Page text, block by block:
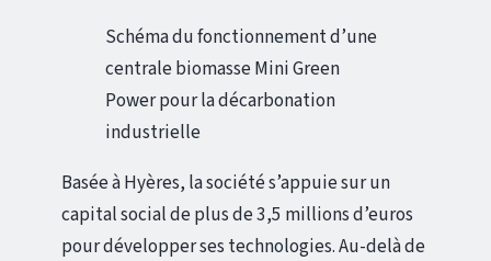
Schéma du fonctionnement d’une
centrale biomasse Mini Green
Power pour la décarbonation
industrielle
Basée à Hyères, la société s’appuie sur un
capital social de plus de 3,5 millions d’euros
pour développer ses technologies. Au-delà de